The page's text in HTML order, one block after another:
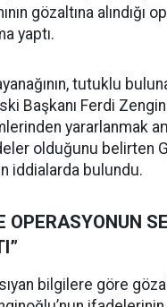
gözaltına alındığı
yaptı.
tutuklu
Başkanı Ferdi
yararlanmak
olduğunu belirten
iddialarda bulundu.
OPERASYONUN
bilgilere göre